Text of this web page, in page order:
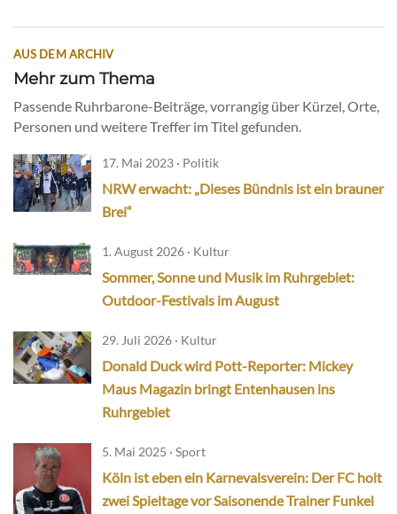
AUS DEM ARCHIV
Mehr zum Thema
Passende Ruhrbarone-Beiträge, vorrangig über Kürzel, Orte,
Personen und weitere Treffer im Titel gefunden.
17. Mai 2023 · Politik
NRW erwacht: „Dieses Bündnis ist ein brauner
Brei“
1. August 2026 · Kultur
Sommer, Sonne und Musik im Ruhrgebiet:
Outdoor-Festivals im August
29. Juli 2026 · Kultur
Donald Duck wird Pott-Reporter: Mickey
Maus Magazin bringt Entenhausen ins
Ruhrgebiet
5. Mai 2025 · Sport
Köln ist eben ein Karnevalsverein: Der FC holt
zwei Spieltage vor Saisonende Trainer Funkel